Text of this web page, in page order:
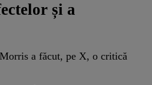
și a
a făcut, pe X, o critică